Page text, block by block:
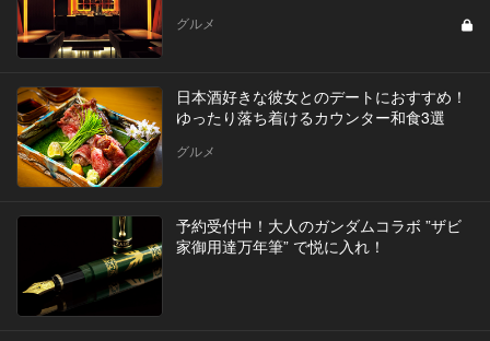
グルメ
日本酒好きな彼女とのデートにおすすめ！
ゆったり落ち着けるカウンター和食3選
グルメ
予約受付中！大人のガンダムコラボ ”ザビ
家御用達万年筆” で悦に入れ！